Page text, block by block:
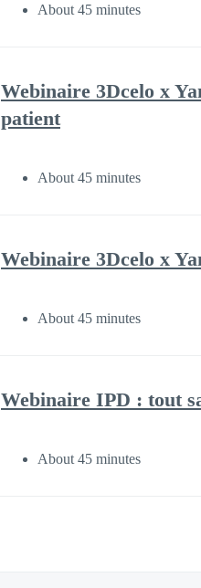
About 45 minutes
Webinaire 3Dcelo x
patient
About 45 minutes
Webinaire 3Dcelo x
About 45 minutes
Webinaire IPD : tout
About 45 minutes